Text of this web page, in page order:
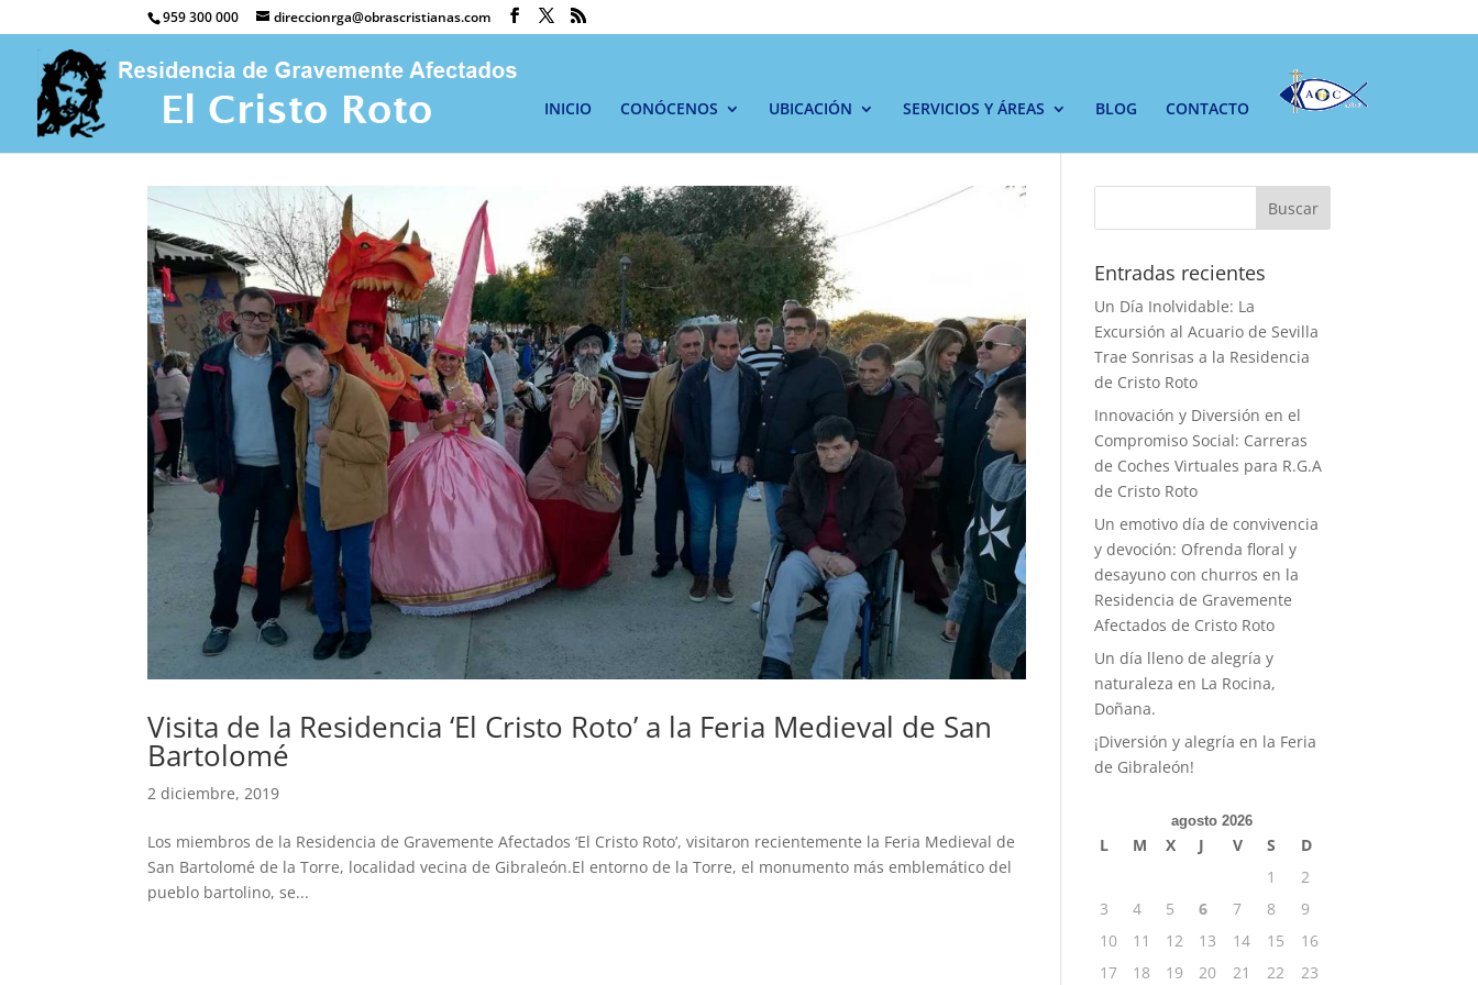
959 300 000 direccionrga@obrascristianas.com
INICIO CONÓCENOS UBICACIÓN SERVICIOS Y ÁREAS BLOG CONTACTO
Visita de la Residencia ‘El Cristo Roto’ a la Feria Medieval de San
Bartolomé
2 diciembre, 2019
Los miembros de la Residencia de Gravemente Afectados ‘El Cristo Roto’, visitaron recientemente la Feria Medieval de
San Bartolomé de la Torre, localidad vecina de Gibraleón.El entorno de la Torre, el monumento más emblemático del
pueblo bartolino, se...
Buscar
Entradas recientes
Un Día Inolvidable: La
Excursión al Acuario de Sevilla
Trae Sonrisas a la Residencia
de Cristo Roto
Innovación y Diversión en el
Compromiso Social: Carreras
de Coches Virtuales para R.G.A
de Cristo Roto
Un emotivo día de convivencia
y devoción: Ofrenda floral y
desayuno con churros en la
Residencia de Gravemente
Afectados de Cristo Roto
Un día lleno de alegría y
naturaleza en La Rocina,
Doñana.
¡Diversión y alegría en la Feria
de Gibraleón!
agosto 2026
L M X J V S
D
1
2
3
4 5 6 7 8
9
10
11 12 13 14 15
16
17
18 19 20 21 22 23